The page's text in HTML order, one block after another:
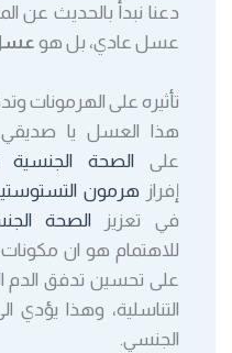
دعنا نبدأ بالحديث عن
عسل عادي، بل هوعسل
تأثيره على الهرمونات
هذا العسل يا صديقي
على
الصحة الجنسية
إفراز هرمون
في تعزيز
الصحة
للاهتمام هو ان
على تحسين تدفق الدم
التناسلية، وهذا يؤدي
الجنسي.